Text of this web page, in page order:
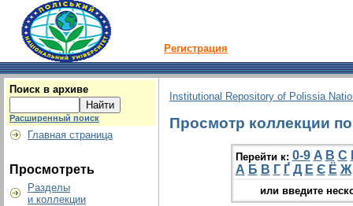
Регистрация
Поиск в архиве
Расширенный поиск
Главная страница
Просмотреть
Разделы
и коллекции
Institutional Repository of Polissia
Просмотр коллекции
Перейти к: 0-9 A B C
А Б В Г Ґ Д Е Є Ё Ж
или введите